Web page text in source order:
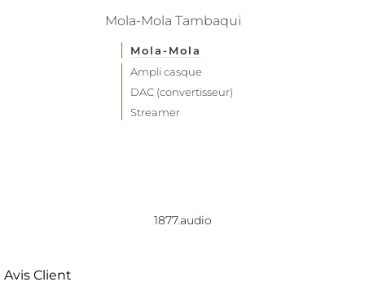
Mola-Mola Tambaqui
Mola-Mola
Ampli casque
DAC (convertisseur)
Streamer
1877.audio
Avis Client